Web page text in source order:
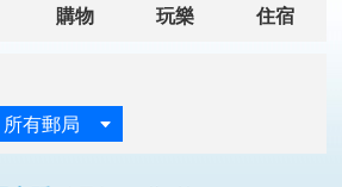
購物 玩樂 住宿
所有郵局